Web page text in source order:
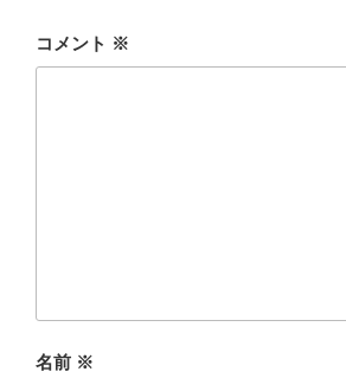
コメント ※
名前 ※